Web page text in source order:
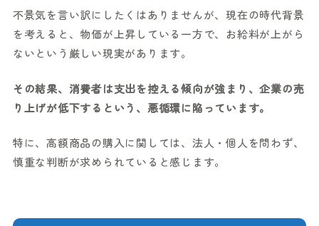
不景気を言い訳にしたくはありませんが、現在の時代背景
を考えると、物価が上昇している一方で、お給料が上がら
ないという厳しい現実があります。
その結果、消費者は支出を控える傾向が強まり、企業の売
り上げが低下するという、悪循環に陥っています。
特に、高額商品の購入に関しては、法人・個人を問わず、
慎重な判断が求められていると感じます。